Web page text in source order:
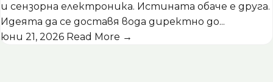
и сензорна електроника. Истината обаче е друга.
Идеята да се доставя вода директно до...
юни 21, 2026 Read More →